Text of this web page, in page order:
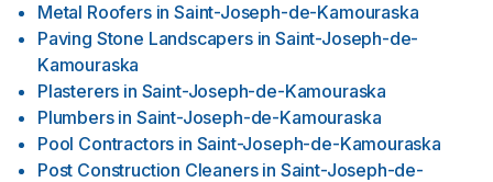
Metal Roofers in Saint-Joseph-de-Kamouraska
Paving Stone Landscapers in Saint-Joseph-de-
Kamouraska
Plasterers in Saint-Joseph-de-Kamouraska
Plumbers in Saint-Joseph-de-Kamouraska
Pool Contractors in Saint-Joseph-de-Kamouraska
Post Construction Cleaners in Saint-Joseph-de-